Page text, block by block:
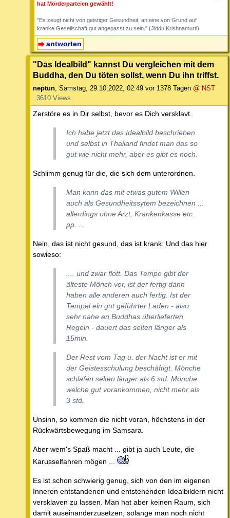
hat Mörderparteien gewählt!
"Es zeugt nicht von geistiger Gesundheit, an eine von Grund auf
kranke Gesellschaft gut angepasst zu sein." (Jiddu Krishnamurti)
antworten
"Das Idealbild" kannst Du vergleichen mit dem
Buddha, den Du töten sollst, wenn Du ihn triffst.
neptun, Samstag, 29.10.2022, 02:49 vor 1378 Tagen @ NST
3610 Views
Zerstöre es in Dir selbst, bevor es Dich versklavt.
Ich habe jetzt das Idealbild beschrieben
und selbst in Thailand findet man das so
gut wie nicht mehr, aber es gibt es noch.
Schlimm genug für die, die sich dem unterordnen.
Man kann das mit etwas gutem Willen
auch als Gesundheitssytem bezeichnen ...
allerdings ohne Arzt, Krankenkasse etc.
pp. ...
Nein, das ist nicht gesund, das ist krank. Und das hier
sowieso:
.... und zwar flott. Das Tempo gibt der
älteste Mönch vor, ist der fertig dann
haben alle anderen auch fertig. Ist der
Tempel ein gut geführter Laden - also
sehr nahe an Buddhas überlieferten
Regeln - dauert das selten länger als
15min.
Der Rest vom Tag u. der Nacht ist er mit
der Geistesschulung beschäftigt. Mönche
schlafen selten länger als 6 std. Mönche
welche gut vorankommen, nicht mehr als
3 std.
Unsinn, so kommen die nicht voran, höchstens in der
Rückwärtsbewegung im Samsara.
Aber wem's Spaß macht ... gibt ja auch Leute, die
Karusselfahren mögen ...
Es ist schon schwierig genug, sich von den im eigenen
Inneren entstandenen und entstehenden Idealbildern nicht
versklaven zu lassen. Man hat aber keinen Raum, sich
damit auseinanderzusetzen, solange man noch nicht